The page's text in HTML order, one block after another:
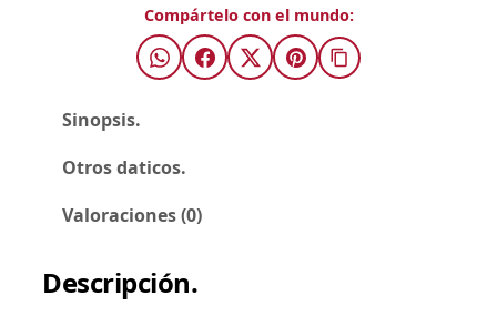
0
0
m
Compártelo con el mundo:
Sinopsis.
Otros daticos.
Valoraciones (0)
Descripción.